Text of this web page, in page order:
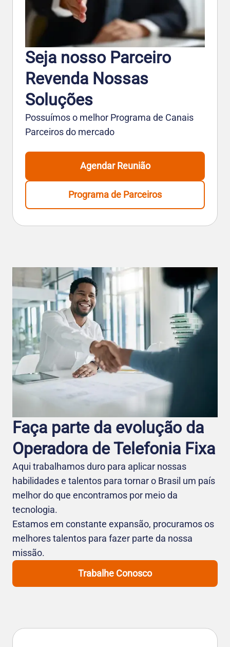
Seja nosso Parceiro
Revenda Nossas
Soluções
Possuímos o melhor Programa de Canais
Parceiros do mercado
Agendar Reunião
Programa de Parceiros
Faça parte da evolução da
Operadora de Telefo nia Fixa
Aqui trabalhamos duro para aplicar nossas
habilidades e talentos para tornar o Brasil um país
melhor do que encontramos por meio da
tecnologia.
Estamos em constante expansão, procuramos os
melhores talentos para fazer parte da nossa
missão.
Trabalhe Conosco